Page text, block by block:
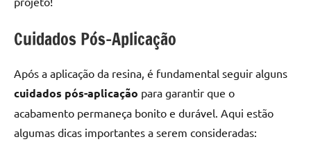
Cuidados Pós-Aplicação
Após a aplicação da resina, é fundamental seguir alguns
cuidados pós-aplicação para garantir que o
acabamento permaneça bonito e durável. Aqui estão
algumas dicas importantes a serem consideradas: